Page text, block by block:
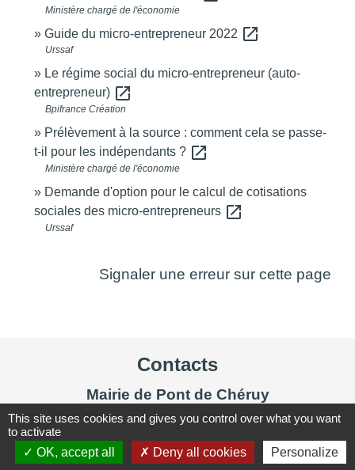
Ministère chargé de l'économie
Guide du micro-entrepreneur 2022 open_in_new
Urssaf
Le régime social du micro-entrepreneur (auto-
entrepreneur) open_in_new
Bpifrance Création
Prélèvement à la source : comment cela se passe-
t-il pour les indépendants ? open_in_new
Ministère chargé de l'économie
Demande d'option pour le calcul de cotisations
sociales des micro-entrepreneurs open_in_new
Urssaf
Signaler une erreur sur cette page
Contacts
Mairie de Pont de Chéruy
22 rue de la République
38230 Pont-de-Chéruy - FRANCE
+33 4 72 46 91 90
This site uses cookies and gives you control over what you want
to activate
OK, accept all
Deny all cookies Personalize